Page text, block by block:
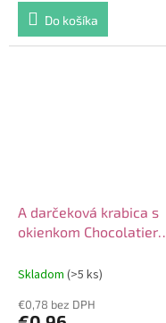
Do košíka
A darčeková krabica s
okienkom Chocolatier
Skladom (>5 ks)
€0,78 bez DPH